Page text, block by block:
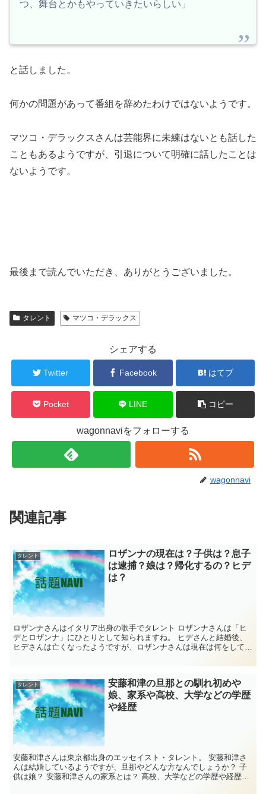
つ、舞台とかもやっていきたいらしい」
と話しました。
何かの問題があって番組を辞めたわけではないようです。
マツコ・デラックスさんは芸能界に未練はないとも話した
こともあるようですが、引退について明確に話したことは
ないようです。
最後まで読んでいただき、ありがとうございました。
タレント マツコ・デラックス
シェアする
Twitter Facebook はてブ
Pocket LINE コピー
wagonnaviをフォローする
wagonnavi
関連記事
タレント
ロザンナの現在は？子供は？息子
は逮捕？娘は？帰化するの？ヒデ
は？
ロザンナさんはイタリア出身の歌手でタレント ロザンナさんは「ヒ
デとロザンナ」にひとりとして知られますね。 ヒデさんと結婚後、
ヒデさんは亡くなったようですが、ロザンナさんは現在は何をしてい
タレント
安藤和津の旦那との馴れ初めや
娘、家系や高校、大学などの学歴
や経歴
安藤和津さんは東京都出身のエッセイスト・タレント。 安藤和津さ
んは結婚しているようですが、旦那やどんな方なんでしょうか？ 子
供は娘？ 安藤和津さんの家系とは？ 高校、大学などの学歴や経歴